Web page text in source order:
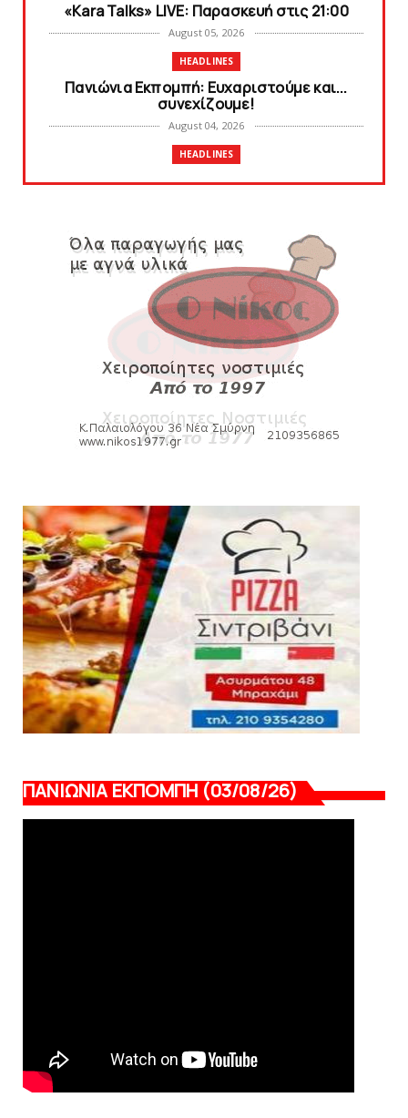
«Kara Talks» LIVE: Παρασκευή στις 21:00
August 05, 2026
HEADLINES
Πανιώνια Εκπομπή: Eυχαριστούμε και...
συνεχίζουμε!
August 04, 2026
HEADLINES
Θλίψη για τον χαμό του Γιώργου
SLIDE
Ξεκινά η ελεύθερη διάθεση των εισιτηρίων
διαρκείας του βόλεϊ...
August 04, 2026
HEADLINES
Kυανέρυθρη και επίσημα η Πάτερου
August 04, 2026
SLIDE
Πανιώνια Εκπομπή: Έπεσε η αυλαία της
ΕΠΙΚΑΙΡΟΤΗΤΑ
LIVE η Πανιώνια Εκπομπή!
August 03, 2026
ΠΑΝΙΩΝΙΑ ΕΚΠΟΜΠΗ (03/08/26)